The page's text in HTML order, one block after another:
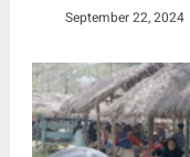
September 22, 2024